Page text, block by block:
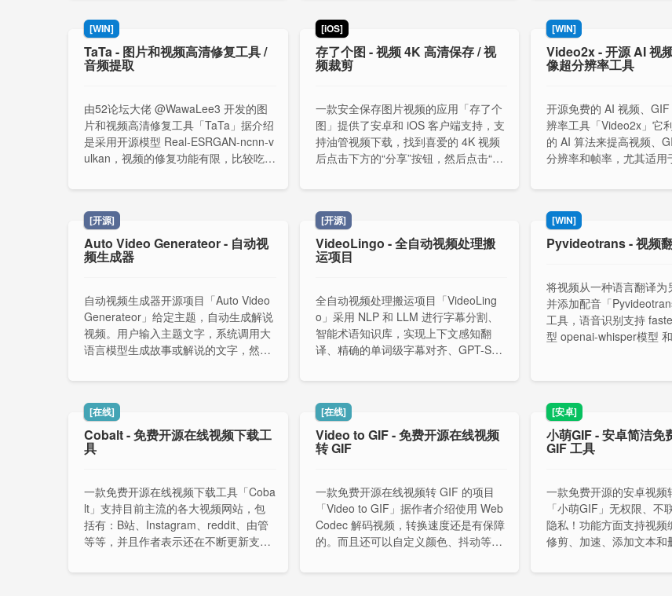
[WIN]
TaTa - 图片和视频高清修复工具 /
音频提取
由52论坛大佬 @WawaLee3 开发的图
片和视频高清修复工具「TaTa」据介绍
是采用开源模型 Real-ESRGAN-ncnn-v
ulkan，视频的修复功能有限，比较吃配
义千问的 ak 时，写配置可能会出现权
限问题。
[iOS]
存了个图 - 视频 4K 高清保存 / 视
频裁剪
一款安全保存图片视频的应用「存了个
图」提供了安卓和 iOS 客户端支持，支
持油管视频下载，找到喜爱的 4K 视频
后点击下方的“分享”按钮，然后点击“复
粘贴链接后点击获取素材。
[WIN]
Video2x - 开源 AI 视
像超分辨率工具
开源免费的 AI 视频、
辨率工具「Video2x」它
的 AI 算法来提高视频、
分辨率和帧率，尤其适用
[开源]
Auto Video Generateor - 自动视
频生成器
自动视频生成器开源项目「Auto Video
Generateor」给定主题，自动生成解说
视频。用户输入主题文字，系统调用大
语言模型生成故事或解说的文字，然后
音，调用文生图接口生成契合文字内容
的配图，最后融合语音和配图生成解说
视频。
[开源]
VideoLingo - 全自动视频处理搬
运项目
全自动视频处理搬运项目「VideoLing
o」采用 NLP 和 LLM 进行字幕分割、
智能术语知识库，实现上下文感知翻
译、精确的单词级字幕对齐、GPT-SoVi
[WIN]
Pyvideotrans - 视频
将视频从一种语言翻译为
并添加配音「
工具，语音识别支持
型 openai-whisper模型
[在线]
Cobalt - 免费开源在线视频下载工
具
一款免费开源在线视频下载工具「Coba
lt」支持目前主流的各大视频网站，包
括有：B站、Instagram、reddit、由管
等等，并且作者表示还在不断更新支持
[在线]
Video to GIF - 免费开源在线视频
转 GIF
一款免费开源在线视频转 GIF 的项目
「Video to GIF」据作者介绍使用 Web
Codec 解码视频，转换速度还是有保障
的。而且还可以自定义颜色、抖动等参
[安卓]
小萌GIF - 安卓简洁免
GIF 工具
一款免费开源的安卓视频
「小萌GIF」无权限、不
隐私！功能方面支持视频
修剪、加速、添加文本和
转 GIF；自定义 GIF 分